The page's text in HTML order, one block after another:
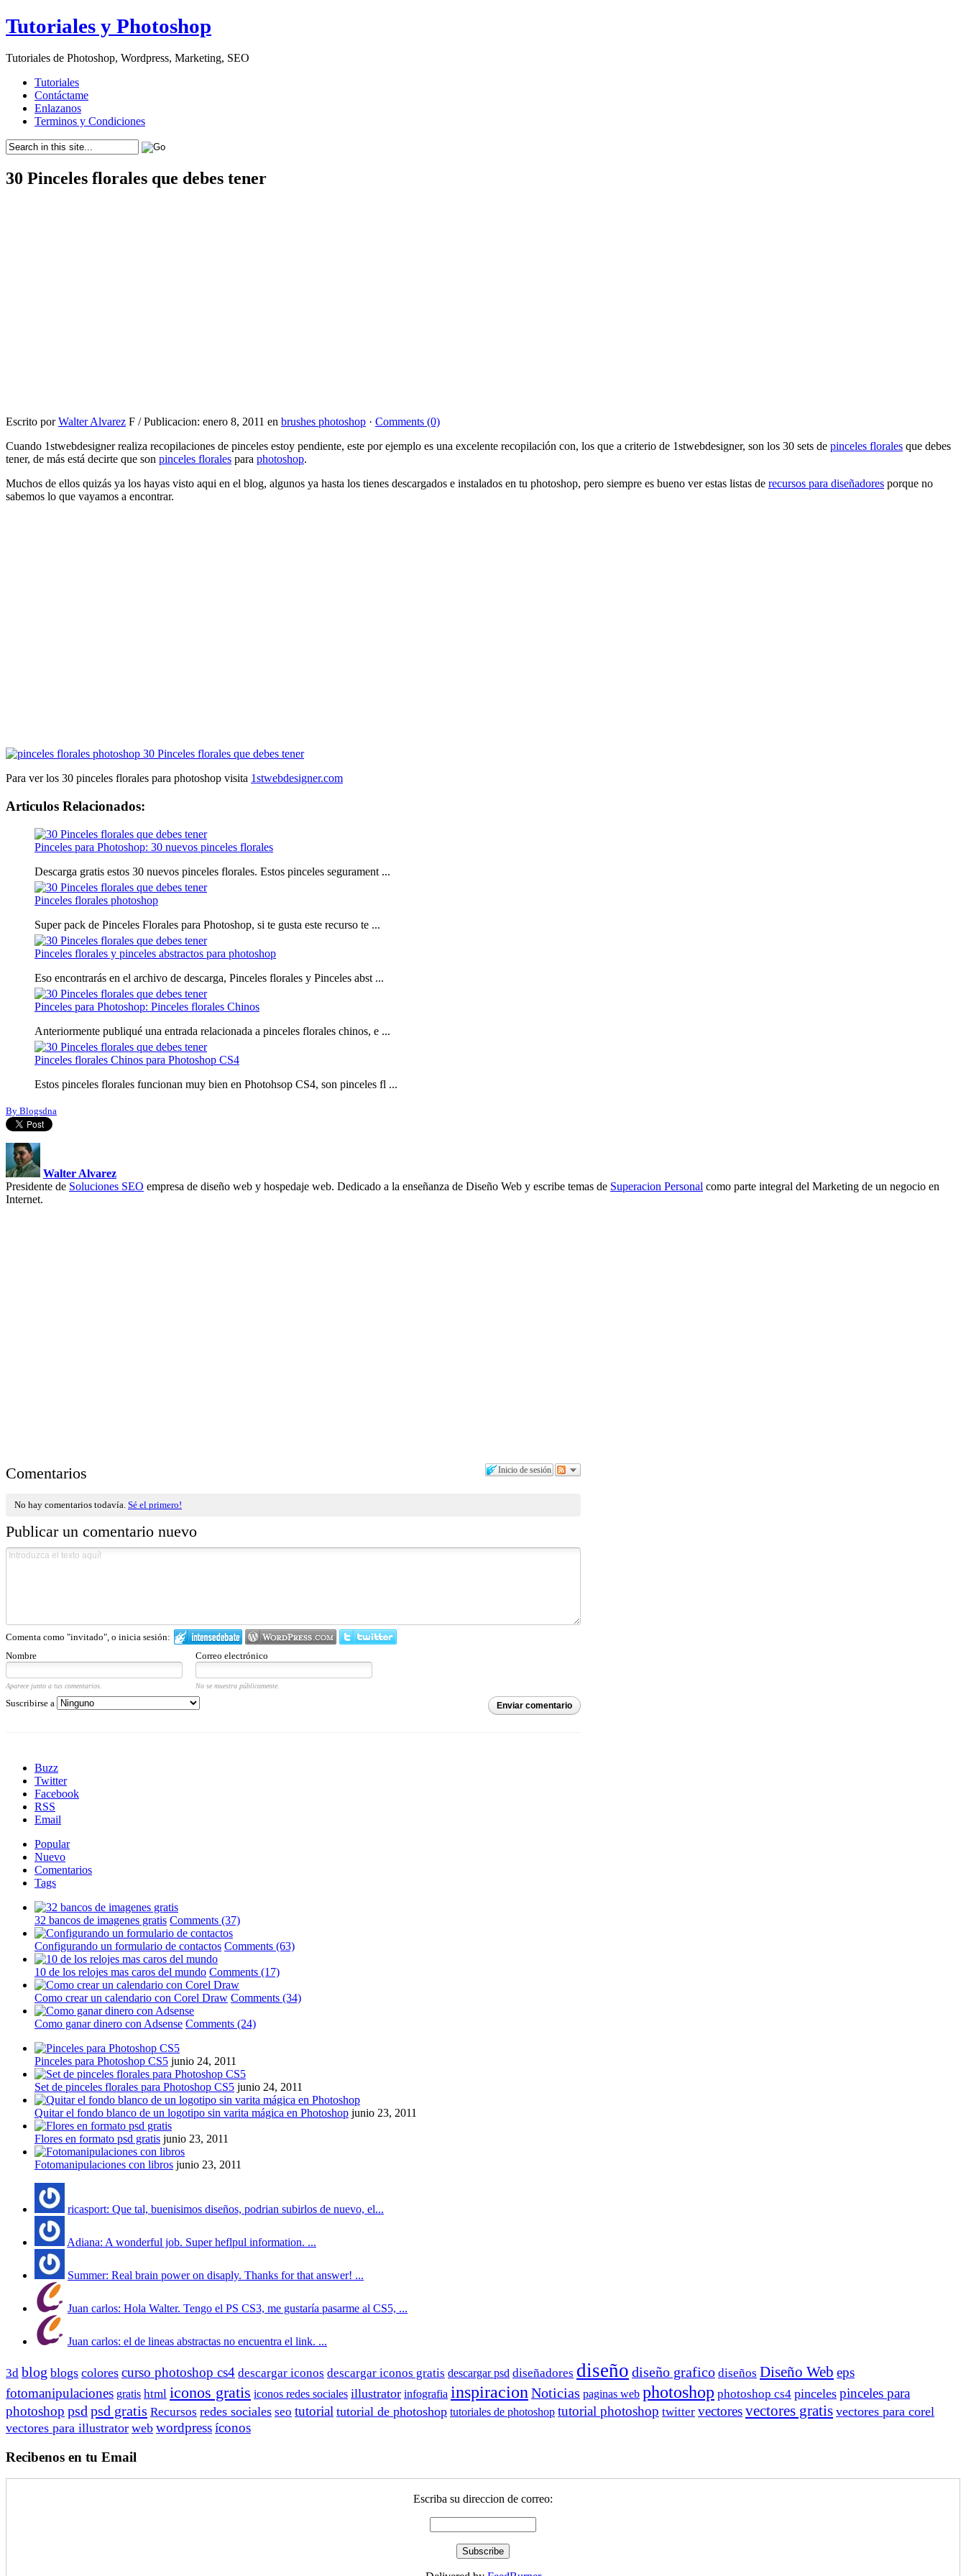
Tutoriales y Photoshop
Tutoriales de Photoshop, Wordpress, Marketing, SEO
Tutoriales
Contáctame
Enlazanos
Terminos y Condiciones
30 Pinceles florales que debes tener
Escrito porWalter Alvarez F / Publicacion: enero 8, 2011 en brushes photoshop · Comments (0)
Cuando 1stwebdesigner realiza recopilaciones de pinceles estoy pendiente, este por ejemplo es una excelente recopilación con, los que a criterio de 1stwebdesigner, son los 30 sets de pinceles florales que debes
tener, de más está decirte que son pinceles florales para photoshop.
Muchos de ellos quizás ya los hayas visto aqui en el blog, algunos ya hasta los tienes descargados e instalados en tu photoshop, pero siempre es bueno ver estas listas de recursos para diseñadores porque no
sabemos lo que vayamos a encontrar.
Para ver los 30 pinceles florales para photoshop visita 1stwebdesigner.com
Articulos Relacionados:
Pinceles para Photoshop: 30 nuevos pinceles florales
Descarga gratis estos 30 nuevos pinceles florales. Estos pinceles segurament ...
Pinceles florales photoshop
Super pack de Pinceles Florales para Photoshop, si te gusta este recurso te ...
Pinceles florales y pinceles abstractos para photoshop
Eso encontrarás en el archivo de descarga, Pinceles florales y Pinceles abst ...
Pinceles para Photoshop: Pinceles florales Chinos
Anteriormente publiqué una entrada relacionada a pinceles florales chinos, e ...
Pinceles florales Chinos para Photoshop CS4
Estos pinceles florales funcionan muy bien en Photohsop CS4, son pinceles fl ...
By Blogsdna
Walter Alvarez
Presidente de Soluciones SEO empresa de diseño web y hospedaje web. Dedicado a la enseñanza de Diseño Web y escribe temas de Superacion Personal como parte integral del Marketing de un negocio en
Internet.
Inicio de sesión
Comentarios
No hay comentarios todavía. Sé el primero!
Publicar un comentario nuevo
Comenta como "invitado", o inicia sesión:
Nombre
Correo electrónico
Aparece junto a tus comentarios. No se muestra públicamente.
Enviar comentario
Suscribirse a
Buzz
Twitter
Facebook
RSS
Email
Popular
Nuevo
Comentarios
Tags
32 bancos de imagenes gratis Comments (37)
Configurando un formulario de contactos Comments (63)
10 de los relojes mas caros del mundo Comments (17)
Como crear un calendario con Corel Draw Comments (34)
Como ganar dinero con Adsense Comments (24)
Pinceles para Photoshop CS5 junio 24, 2011
Set de pinceles florales para Photoshop CS5 junio 24, 2011
Quitar el fondo blanco de un logotipo sin varita mágica en Photoshop junio 23, 2011
Flores en formato psd gratis junio 23, 2011
Fotomanipulaciones con libros junio 23, 2011
ricasport: Que tal, buenisimos diseños, podrian subirlos de nuevo, el...
Adiana: A wonderful job. Super heflpul information. ...
Summer: Real brain power on disaply. Thanks for that answer! ...
Juan carlos: Hola Walter. Tengo el PS CS3, me gustaría pasarme al CS5, ...
Juan carlos: el de lineas abstractas no encuentra el link. ...
3d blog blogs colores curso photoshop cs4 descargar iconos descargar iconos gratis descargar psd diseñadores diseño diseño grafico diseños Diseño Web eps
fotomanipulaciones gratis html iconos gratis iconos redes sociales illustrator infografia inspiracion Noticias paginas web photoshop photoshop cs4 pinceles pinceles para
photoshop psd psd gratis Recursos redes sociales seo tutorial tutorial de photoshop tutoriales de photoshop tutorial photoshop twitter vectoresvectores gratis vectores para corel
vectores para illustrator web wordpressíconos
Recibenos en tu Email
Escriba su direccion de correo: